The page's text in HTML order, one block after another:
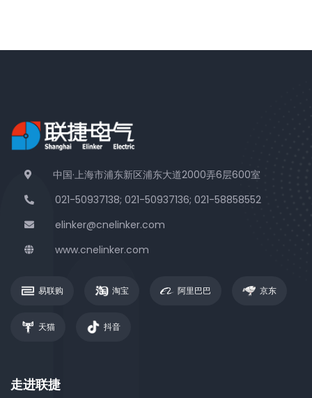
中国·上海市浦东新区浦东大道2000弄6层600室
021-50937138; 021-50937136; 021-58858552
elinker@cnelinker.com
www.cnelinker.com
易联购 淘宝 阿里巴巴 京东
天猫 抖音
走进联捷